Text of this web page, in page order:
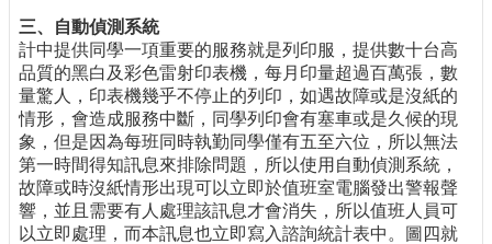
三、自動偵測系統
計中提供同學一項重要的服務就是列印服，提供數十台高
品質的黑白及彩色雷射印表機，每月印量超過百萬張，數
量驚人，印表機幾乎不停止的列印，如遇故障或是沒紙的
情形，會造成服務中斷，同學列印會有塞車或是久候的現
象，但是因為每班同時執勤同學僅有五至六位，所以無法
第一時間得知訊息來排除問題，所以使用自動偵測系統，
故障或時沒紙情形出現可以立即於值班室電腦發出警報聲
響，並且需要有人處理該訊息才會消失，所以值班人員可
以立即處理，而本訊息也立即寫入諮詢統計表中。圖四就